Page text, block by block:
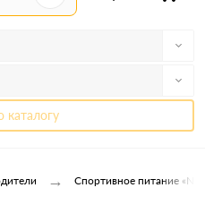
каталогу
→ Спортивное питание